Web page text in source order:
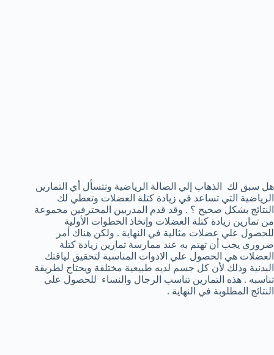
هل سبق لك الذهاب إلي الصالة الرياضية وتتسأل أي التمارين
الرياضية التي تساعد في زيادة كتلة العضلات وتعطي لك
النتائج بشكل صحيح ؟ . وقد قدم المدربين المحترفين مجموعة
من تمارين زيادة كتلة العضلات وإتخاذ الخطوات الأولية
للحصول علي عضلات مثالية في النهاية . ولكن هناك أمر
ضروري يجب أن تهتم به عند ممارسة تمارين زيادة كتلة
العضلات هي الحصول علي الادوات المناسبة لتحقيق لياقتك
البدنية وذلك لأن كل جسم لديه طبيعية مختلفة ويحتاج لطريقة
تناسبه . هذه التمارين تناسب الرجال والنساء للحصول علي
النتائج المطلوبة في النهاية .